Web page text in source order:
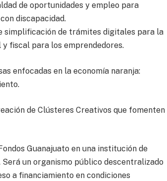
de oportunidades y empleo para
discapacidad.
simplificación de trámites digitales para la
fiscal para los emprendedores.
enfocadas en la economía naranja:
de Clústeres Creativos que fomenten
Guanajuato en una institución de
un organismo público descentralizado
a financiamiento en condiciones